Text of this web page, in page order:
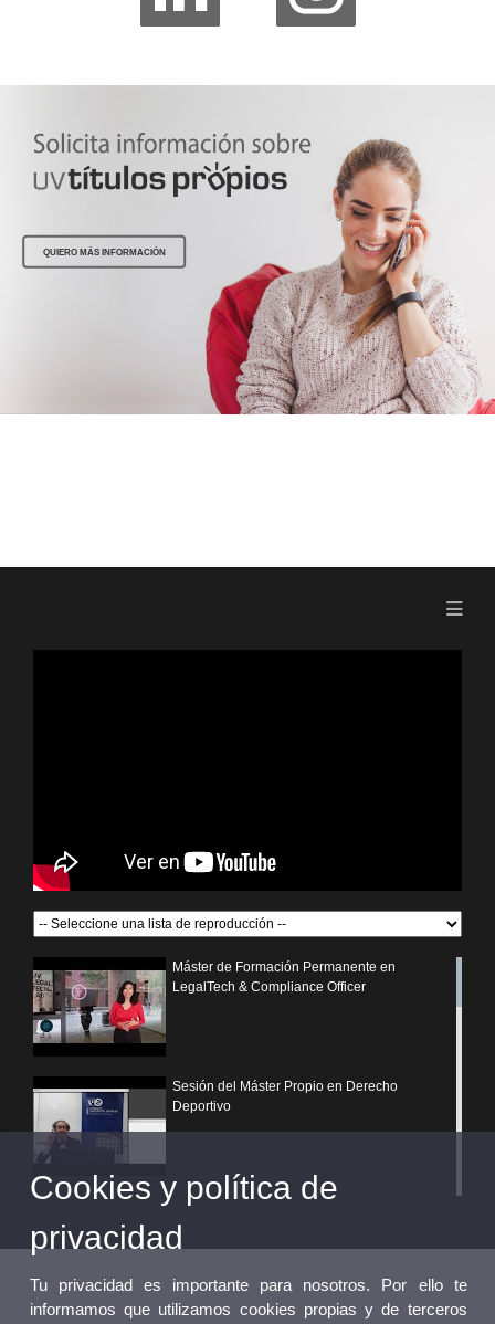
QUIERO MÁS INFORMACIÓN
Máster de Formación Permanente en
LegalTech & Compliance Officer
Sesión del Máster Propio en Derecho
Deportivo
¿Por qué elegir un postgrado propio de la
Universitat de València?
Cookies y política de
privacidad
Tu privacidad es importante para nosotros. Por ello te
informamos que utilizamos cookies propias y de terceros